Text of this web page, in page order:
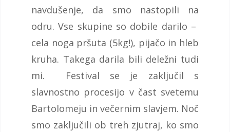
navdušenje, da smo nastopili na
odru. Vse skupine so dobile darilo –
cela noga pršuta (5kg!), pijačo in hleb
kruha. Takega darila bili deležni tudi
mi. Festival se je zaključil s
slavnostno procesijo v čast svetemu
Bartolomeju in večernim slavjem. Noč
smo zaključili ob treh zjutraj, ko smo